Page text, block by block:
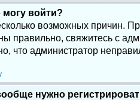
войти?
возможных причин.
правильно, свяжитесь с
что администратор
нужно